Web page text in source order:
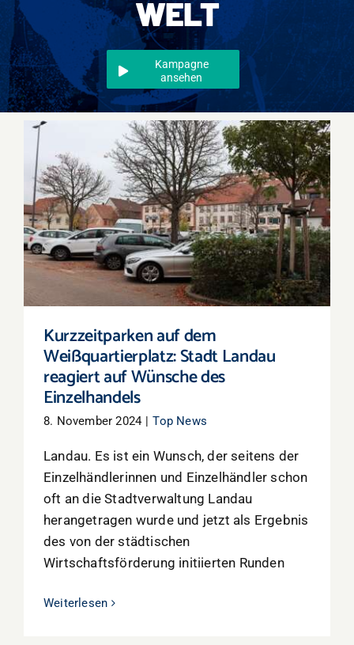
Events
Überregional
Jobs
Newsletter
Kontakt
WELT
Kampagne
ansehen
Kurzzeitparken auf dem Weißquartierplatz:
Stadt Landau reagiert auf Wünsche des
Einzelhandels
Kurzzeitparken auf dem
Weißquartierplatz: Stadt Landau
reagiert auf Wünsche des
Einzelhandels
8. November 2024 | Top News
Landau. Es ist ein Wunsch, der seitens der
Einzelhändlerinnen und Einzelhändler schon
oft an die Stadtverwaltung Landau
herangetragen wurde und jetzt als Ergebnis
des von der städtischen
Wirtschaftsförderung initiierten Runden
Weiterlesen